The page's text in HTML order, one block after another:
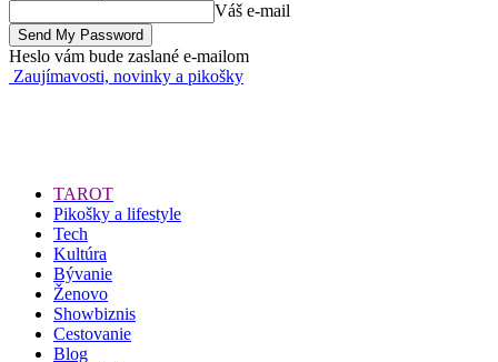
Váš e-mail
Heslo vám bude zaslané e-mailom
Zaujímavosti, novinky a pikošky
TAROT
Pikošky a lifestyle
Tech
Kultúra
Bývanie
Ženovo
Showbiznis
Cestovanie
Blog